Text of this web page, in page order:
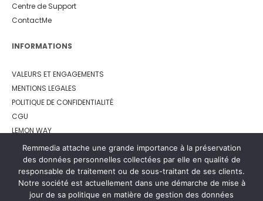
Centre de Support
ContactMe
INFORMATIONS
VALEURS ET ENGAGEMENTS
MENTIONS LEGALES
POLITIQUE DE CONFIDENTIALITÉ
CGU
LEMON WAY
Remmedia attache une grande importance à la préservation
des données personnelles collectées par elle en qualité de
responsable de traitement ou de sous-traitant de ses clients.
Notre société est actuellement dans une démarche de mise à
jour de sa politique en matière de gestion des données